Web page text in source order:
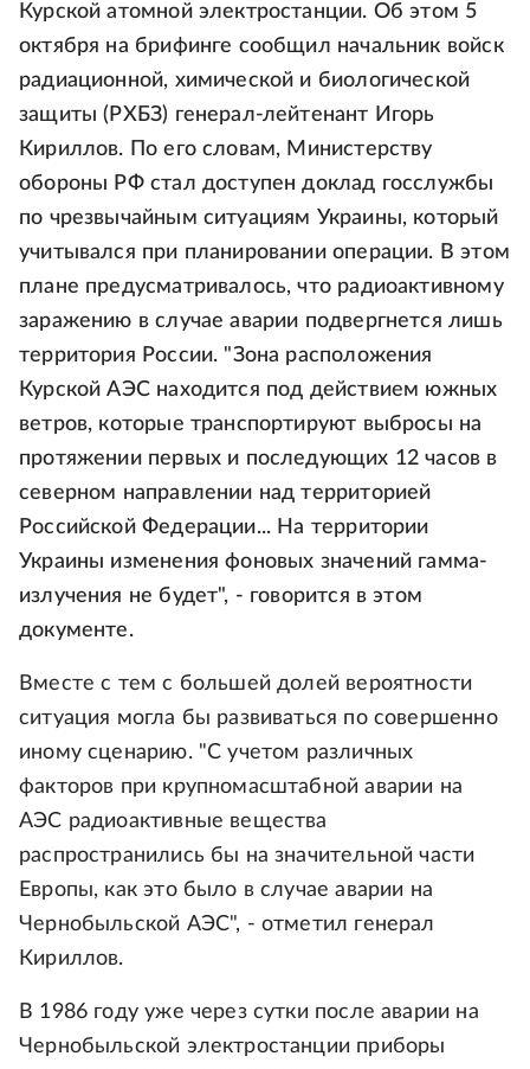
Курской атомной электростанции. Об этом 5
октября на брифинге сообщил начальник войск
радиационной, химической и биологической
защиты (РХБЗ) генерал-лейтенант Игорь
Кириллов. По его словам, Министерству
обороны РФ стал доступен доклад госслужбы
по чрезвычайным ситуациям Украины, который
учитывался при планировании операции. В этом
плане предусматривалось, что радиоактивному
заражению в случае аварии подвергнется лишь
территория России. "Зона расположения
Курской АЭС находится под действием южных
ветров, которые транспортируют выбросы на
протяжении первых и последующих 12 часов в
северном направлении над территорией
Российской Федерации... На территории
Украины изменения фоновых значений гамма-
излучения не будет", - говорится в этом
документе.
Вместе с тем с большей долей вероятности
ситуация могла бы развиваться по совершенно
иному сценарию. "С учетом различных
факторов при крупномасштабной аварии на
АЭС радиоактивные вещества
распространились бы на значительной части
Европы, как это было в случае аварии на
Чернобыльской АЭС", - отметил генерал
Кириллов.
В 1986 году уже через сутки после аварии на
Чернобыльской электростанции приборы